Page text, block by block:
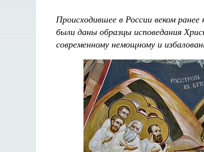
Происходившее в России веком
были даны образцы исповедания
современному немощному и